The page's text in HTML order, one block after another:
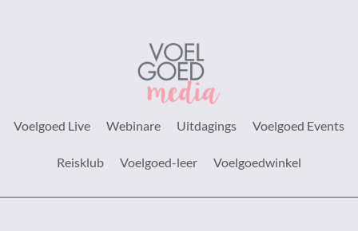
Voelgoed Live Webinare Uitdagings Voelgoed Events
Reisklub Voelgoed-leer Voelgoedwinkel